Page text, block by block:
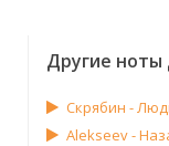
Другие
Скрябин -
Alekseev -